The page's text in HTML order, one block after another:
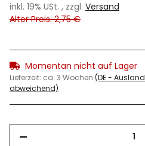
inkl. 19% USt. , zzgl. Versand
Alter Preis: 2,75 €
Momentan nicht auf Lager
Lieferzeit: ca. 3 Wochen (DE - Ausland
abweichend)